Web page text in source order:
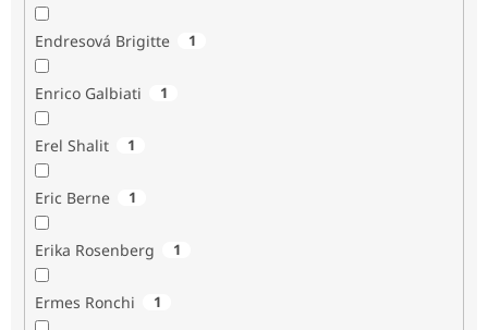
Endresová Brigitte 1
Enrico Galbiati 1
Erel Shalit 1
Eric Berne 1
Erika Rosenberg 1
Ermes Ronchi 1